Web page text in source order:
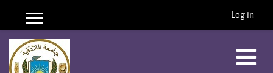
Skip to main content
Side panel Log in